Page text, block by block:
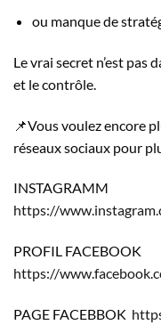
ou manque de
Le vrai secret n’est pas
et le contrôle.
📌Vous voulez encore
réseaux sociaux pour
INSTAGRAMM
https://
PROFIL FACEBOOK
https://
PAGE FACEBBOK